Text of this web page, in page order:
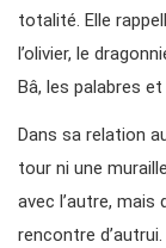
totalité. Elle
l’olivier, le
Bâ, les palabres
Dans sa relation
tour ni une
avec l’autre, mais
rencontre